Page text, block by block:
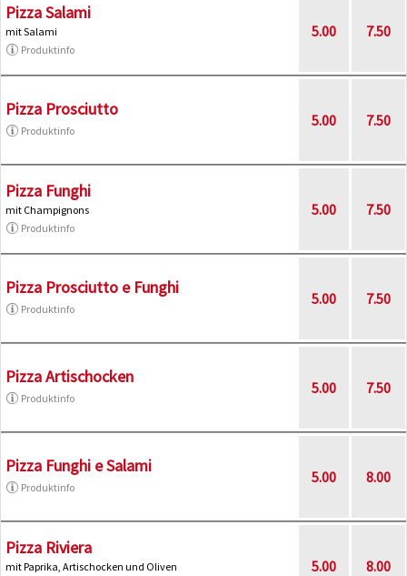
Pizza Salami
mit Salami
Produktinfo
5.00 7.50
Pizza Prosciutto
Produktinfo
5.00 7.50
Pizza Funghi
mit Champignons
Produktinfo
5.00 7.50
Pizza Prosciutto e Funghi
Produktinfo
5.00 7.50
Pizza Artischocken
Produktinfo
5.00 7.50
Pizza Funghi e Salami
Produktinfo
5.00 8.00
Pizza Riviera
mit Paprika, Artischocken und Oliven
5.00 8.00